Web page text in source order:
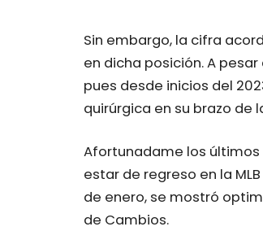
Sin embargo, la cifra
en dicha posición. A
pues desde inicios del
quirúrgica en su brazo de
Afortunadame los
estar de regreso en la
de enero, se mostró
de Cambios.